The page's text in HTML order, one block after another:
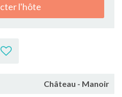
l'hôte
Château - Manoir